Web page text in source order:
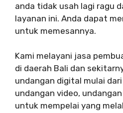
anda tidak usah lagi ragu
layanan ini. Anda dapat
untuk memesannya.
Kami melayani jasa
di daerah Bali dan
undangan digital mulai
undangan video,
untuk mempelai yang